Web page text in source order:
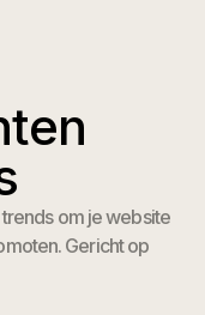
om je website
Gericht op